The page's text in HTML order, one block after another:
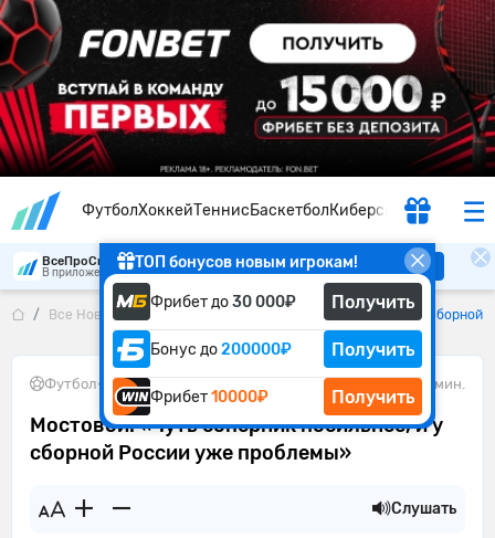
ФутболХоккейТеннисБаскетболКиберспорт
ТОП бонусов новым игрокам!
Фрибет до30 000₽ Получить
Бонус до200000₽ Получить
Фрибет10000₽ Получить
ВсеПроСпорт
В приложении удобнее Скачать
Все Новости Мостовой: «Чуть соперник посильнее, и у
Футбол• 29.05.2026 1 мин.
Мостовой: «Чуть соперник посильнее, и у
сборной России уже проблемы»
Слушать